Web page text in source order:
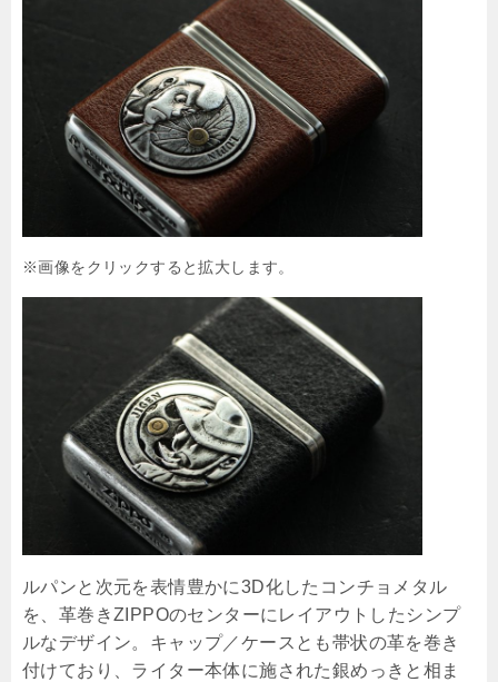
※画像をクリックすると拡大します。
ルパンと次元を表情豊かに3D化したコンチョメタル
を、革巻きZIPPOのセンターにレイアウトしたシンプ
ルなデザイン。キャップ／ケースとも帯状の革を巻き
付けており、ライター本体に施された銀めっきと相ま